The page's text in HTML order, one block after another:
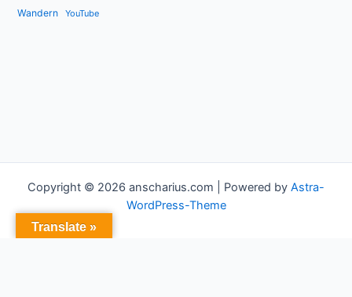
Wandern YouTube
Copyright © 2026 anscharius.com | Powered by Astra-
WordPress-Theme
Translate »